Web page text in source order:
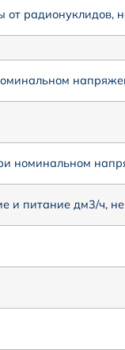
от радионуклидов,
номинальном
и питание дм3/ч, не